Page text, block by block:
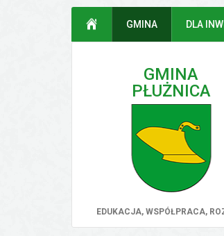
Przejdź do głównego
menu
Przejdź do treści
Przejdź do wyszukiwarki
Przejdź do mapy serwisu
STRONA GŁÓWNA
GMINA DLA
GMINA
PŁUŻNICA
EDUKACJA, WSPÓŁPRACA,